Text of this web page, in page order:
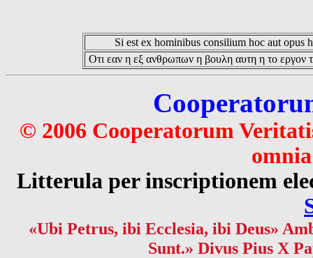
Si est ex hominibus consilium hoc aut opus
Οτι εαν η εξ ανθρωπων η βουλη αυτη η το εργον
© 2006 Cooperatorum
Litterula per inscriptionem
«Ubi Petrus, ibi Ecclesia, ibi Deus»
Sunt.» Divus Pius X